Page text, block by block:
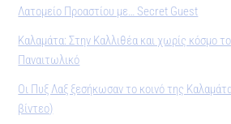
Λατομείο Προαστίου με… Secret Guest
Καλαμάτα: Στην Καλλιθέα και χωρίς κόσμο
Παναιτωλικό
Οι Πυξ Λαξ ξεσήκωσαν το κοινό της
βίντεο)